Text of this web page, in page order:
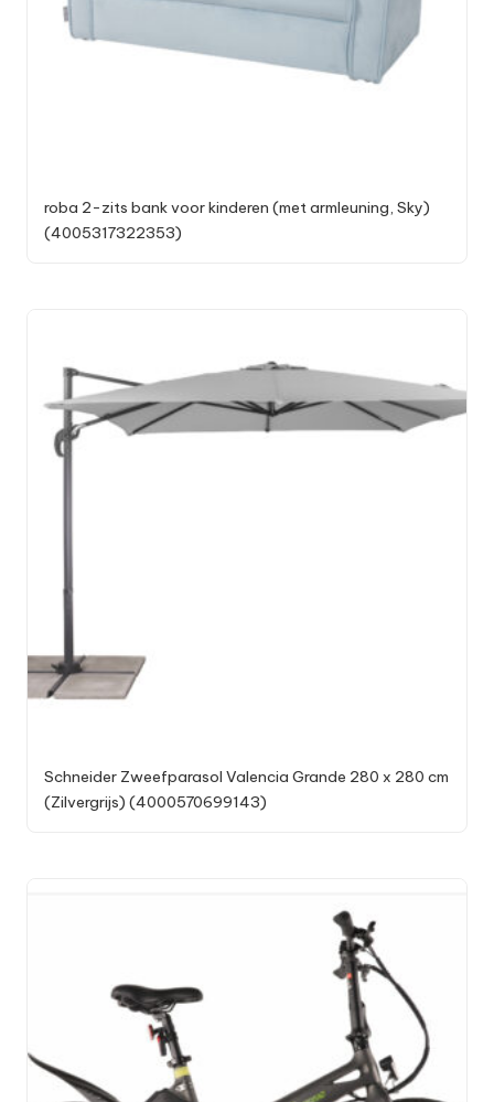
roba 2-zits bank voor kinderen (met armleuning, Sky)
(4005317322353)
Schneider Zweefparasol Valencia Grande 280 x 280 cm
(Zilvergrijs) (4000570699143)